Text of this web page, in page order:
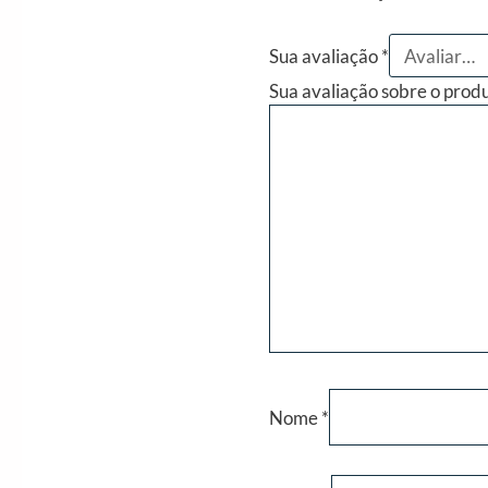
Sua avaliação*
Sua avaliação sobre o
Nome*